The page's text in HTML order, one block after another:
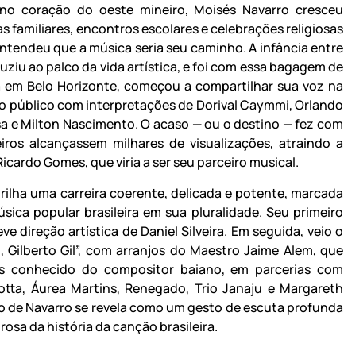
coração do oeste mineiro, Moisés Navarro cresceu
familiares, encontros escolares e celebrações religiosas
que a música seria seu caminho. A infância entre
ao palco da vida artística, e foi com essa bagagem de
Belo Horizonte, começou a compartilhar sua voz na
público com interpretações de Dorival Caymmi, Orlando
e Milton Nascimento. O acaso — ou o destino — fez com
alcançassem milhares de visualizações, atraindo a
Gomes, que viria a ser seu parceiro musical.
uma carreira coerente, delicada e potente, marcada
popular brasileira em sua pluralidade. Seu primeiro
direção artística de Daniel Silveira. Em seguida, veio o
Gilberto Gil”, com arranjos do Maestro Jaime Alem, que
conhecido do compositor baiano, em parcerias com
Áurea Martins, Renegado, Trio Janaju e Margareth
de Navarro se revela como um gesto de escuta profunda
da história da canção brasileira.